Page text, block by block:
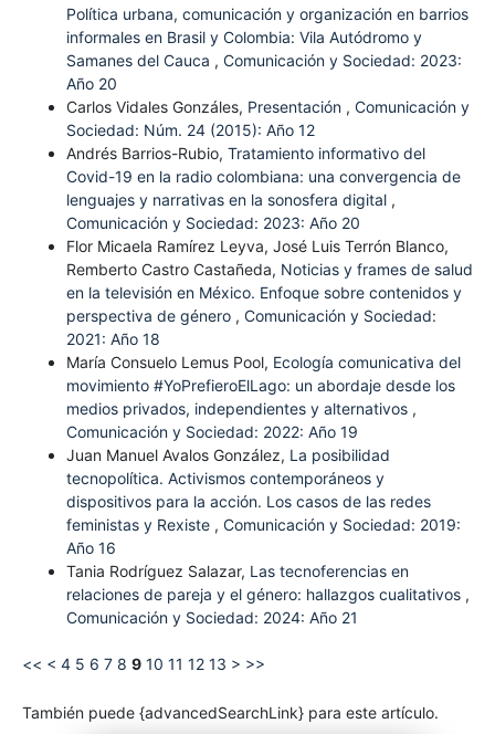
Política urbana, comunicación y organización en barrios
informales en Brasil y Colombia: Vila Autódromo y
Samanes del Cauca , Comunicación y Sociedad: 2023:
Año 20
Carlos Vidales Gonzáles, Presentación , Comunicación y
Sociedad: Núm. 24 (2015): Año 12
Andrés Barrios-Rubio, Tratamiento informativo del
Covid-19 en la radio colombiana: una convergencia de
lenguajes y narrativas en la sonosfera digital ,
Comunicación y Sociedad: 2023: Año 20
Flor Micaela Ramírez Leyva, José Luis Terrón Blanco,
Remberto Castro Castañeda, Noticias y frames de salud
en la televisión en México. Enfoque sobre contenidos y
perspectiva de género , Comunicación y Sociedad:
2021: Año 18
María Consuelo Lemus Pool, Ecología comunicativa del
movimiento #YoPrefieroElLago: un abordaje desde los
medios privados, independientes y alternativos ,
Comunicación y Sociedad: 2022: Año 19
Juan Manuel Avalos González, La posibilidad
tecnopolítica. Activismos contemporáneos y
dispositivos para la acción. Los casos de las redes
feministas y Rexiste , Comunicación y Sociedad: 2019:
Año 16
Tania Rodríguez Salazar, Las tecnoferencias en
relaciones de pareja y el género: hallazgos cualitativos ,
Comunicación y Sociedad: 2024: Año 21
<< < 4 5 6 7 8 9 10 11 12 13 > >>
También puede {advancedSearchLink} para este artículo.